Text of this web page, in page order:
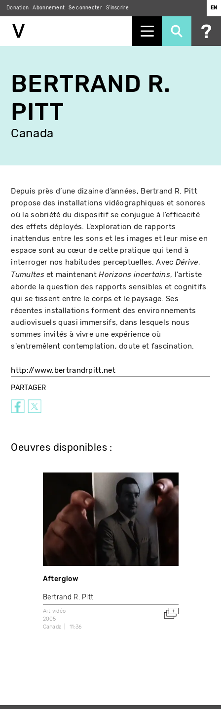
contenu
principal
Donation Abonnement Se connecter S'inscrire EN
BERTRAND R.
PITT
Canada
Depuis près d’une dizaine d’années, Bertrand R. Pitt
propose des installations vidéographiques et sonores
où la sobriété du dispositif se conjugue à l’efficacité
des effets déployés. L’exploration de rapports
inattendus entre les sons et les images et leur mise en
espace sont au cœur de cette pratique qui tend à
interroger nos habitudes perceptuelles. Avec Dérive,
Tumulteset maintenantHorizons incertains, l'artiste
aborde la question des rapports sensibles et cognitifs
qui se tissent entre le corps et le paysage. Ses
récentes installations forment des environnements
audiovisuels quasi immersifs, dans lesquels nous
sommes invités à vivre une expérience où
s'entremêlent contemplation, doute et fascination.
http://www.bertrandrpitt.net
PARTAGER
Oeuvres disponibles :
Afterglow
Bertrand R. Pitt
Art vidéo
2005
Canada
11:36